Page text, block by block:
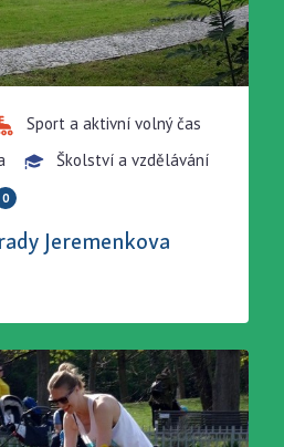
Sport a aktivní volný čas
Školství a vzdělávání
0
Jeremenkova